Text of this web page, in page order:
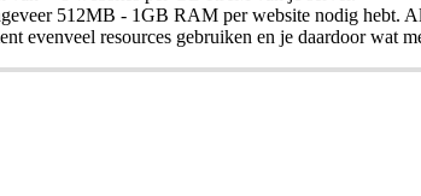
512MB - 1GB RAM per website nodig hebt.
evenveel resources gebruiken en je daardoor wat